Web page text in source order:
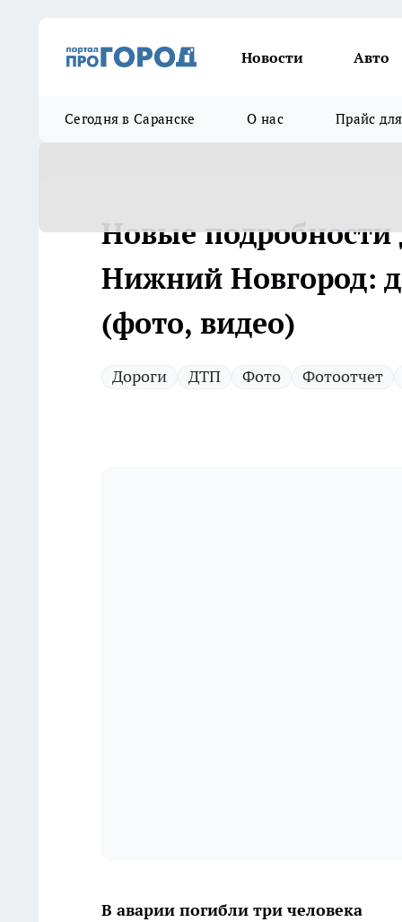
Новости Авто
Сегодня в Саранске О нас Прайс
Новые подробности
Нижний Новгород:
(фото, видео)
Дороги ДТП Фото Фотоотчет
В аварии погибли три человека